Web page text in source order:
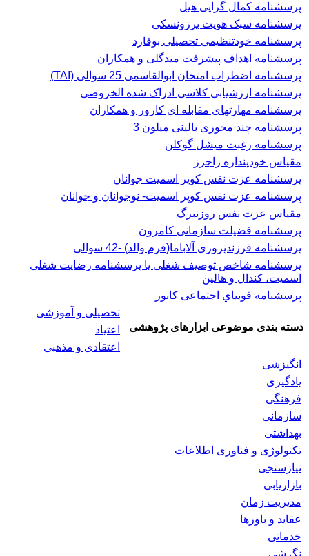
پرسشنامه کمال گرایی هیل
پرسشنامه سبک هویت برزونسکی
پرسشنامه خودتنظیمی تحصیلی بوفارد
پرسشنامه اهداف پیشرفت میدگلی و همکاران
پرسشنامه اضطراب امتحان ابوالقاسمی 25 سوالی (TAI)
پرسشنامه ارزشیابی کلاسی ادراک شده الخروصی
پرسشنامه مهارتهای مقابله ای کارور و همکاران
پرسشنامه چند محوری بالینی میلون 3
پرسشنامه رغبت ميشل گوكلن
مقیاس خودپنداره راجرز
پرسشنامه عزت نفس كوپر اسميت جوانان
پرسشنامه عزت نفس کوپر اسمیت- نوجوانان و جوانان
مقیاس عزت نفس روزنبرگ
پرسشنامه فضیلت سازمانی کامرون
پرسشنامه فرزندپروری آلاباما(فرم والد) -42 سوالی
پرسشنامه شاخص توصیف شغلی یا پرسشنامه رضایت شغلی
اسميت، كندال و هالين
پرسشنامه فوبياي اجتماعی کانور
دسته بندی موضوعی ابزارهای پژوهشی
تحصیلی و آموزشی
اعتیاد
اعتقادی و مذهبی
انگیزشی
یادگیری
فرهنگی
سازمانی
بهداشتی
تکنولوژی و فناوری اطلاعات
نیازسنجی
بازاریابی
مدیریت زمان
عقاید و باورها
خدماتی